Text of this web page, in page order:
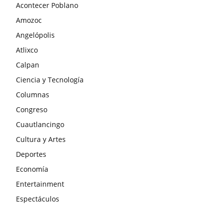
Acontecer Poblano
Amozoc
Angelópolis
Atlixco
Calpan
Ciencia y Tecnología
Columnas
Congreso
Cuautlancingo
Cultura y Artes
Deportes
Economía
Entertainment
Espectáculos